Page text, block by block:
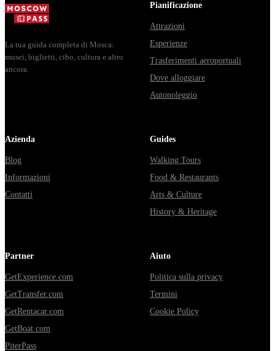
La tua guida completa di Mosca:
musei, biglietti, cibo, cultura e altro
ancora.
Pianificazione
Attrazioni
Esperienze
Trasferimenti aeroportuali
Dove alloggiare
Autonoleggio
Azienda
Blog
Informazioni
Contatti
Guides
Walking Tours
Food & Restaurants
Arts & Culture
History & Heritage
Partner
GetExperience.com
GetTransfer.com
GetRentacar.com
GetBoat.com
PiterPass
Aiuto
Politica sulla privacy
Termini
Cookie Policy